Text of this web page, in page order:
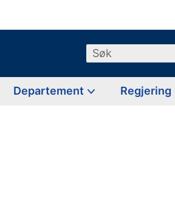
Søk
Departement Regjering